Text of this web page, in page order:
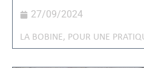
27/09/2024
LA BOBINE, POUR UNE